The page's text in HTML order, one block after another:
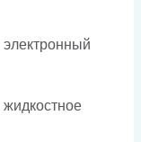
электронный
жидкостное